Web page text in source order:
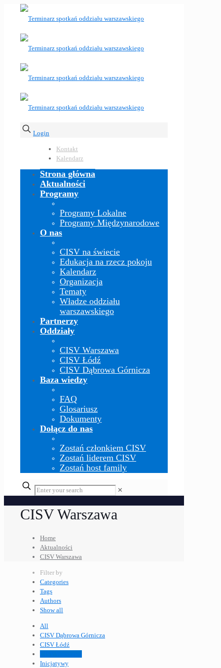
Login
Kontakt
Kalendarz
Strona główna
Aktualności
Programy
Programy Lokalne
Programy Międzynarodowe
O nas
CISV na świecie
Edukacja na rzecz pokoju
Kalendarz
Organizacja
Tematy
Władze oddziału
warszawskiego
Partnerzy
Oddziały
CISV Warszawa
CISV Łódź
CISV Dąbrowa Górnicza
Baza wiedzy
FAQ
Glosariusz
Dokumenty
Dołącz do nas
Zostań członkiem CISV
Zostań liderem CISV
Zostań host family
✕
CISV Warszawa
Home
Aktualności
CISV Warszawa
Filter by
Categories
Tags
Authors
Show all
All
CISV Dąbrowa Górnicza
CISV Łódź
Inicjatywy